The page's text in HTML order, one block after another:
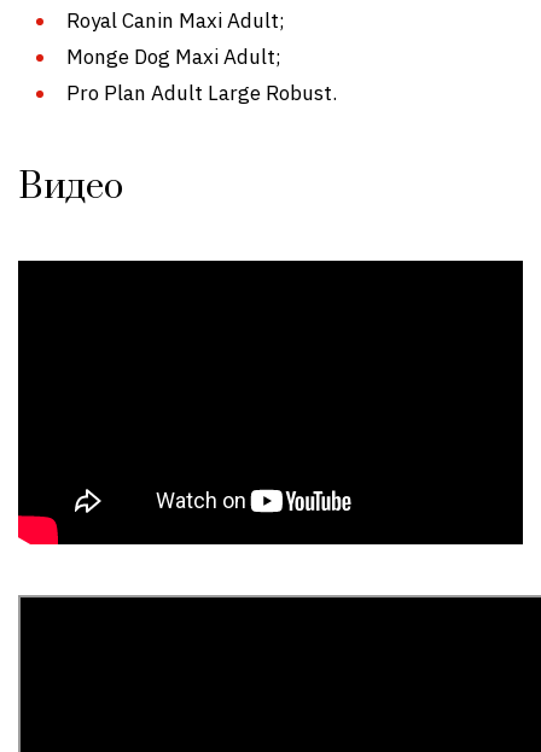
Royal Canin Maxi Adult;
Monge Dog Maxi Adult;
Pro Plan Adult Large Robust.
Видео